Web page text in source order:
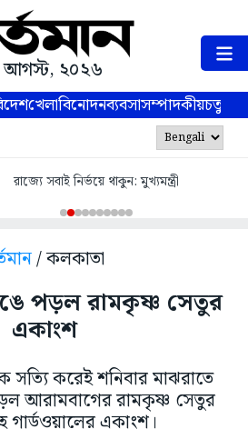
২০২৬
খেলাবিনোদনব্যবসাসম্পাদকীয়
রাজ্যে সবাই নির্ভয়ে থাকুন: মুখ্যমন্ত্রী
/ কলকাতা
পড়ল রামকৃষ্ণ সেতুর
একাংশ
সত্যি করেই শনিবার মাঝরাতে
আরামবাগের রামকৃষ্ণ সেতুর
একাংশ।